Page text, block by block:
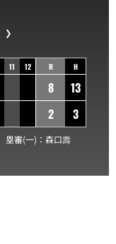
11 12 R H
8
13
2
3
塁審(一)： 森口壽